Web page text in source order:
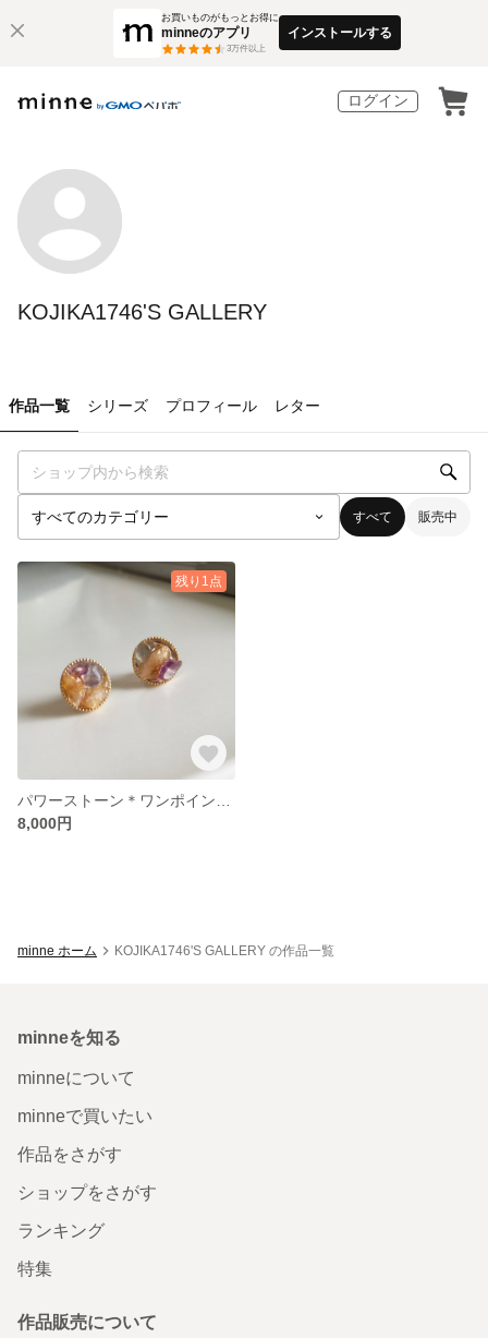
お買いものがもっとお得に
minneのアプリ
3万件以上
インストールする
ログイン
KOJIKA1746'S GALLERY
作品一覧 シリーズ プロフィール レター
すべて 販売中
残り1点
8,000円
minne ホーム KOJIKA1746'S GALLERY の作品一覧
minneを知る
minneについて
minneで買いたい
作品をさがす
ショップをさがす
ランキング
特集
作品販売について